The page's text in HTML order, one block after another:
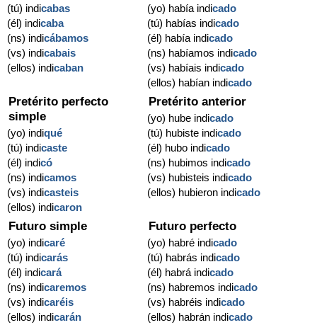
(tú) indicabas
(él) indicaba
(ns) indicábamos
(vs) indicabais
(ellos) indicaban
(yo) había indicado
(tú) habías indicado
(él) había indicado
(ns) habíamos indicado
(vs) habíais indicado
(ellos) habían indicado
Pretérito perfecto
simple
(yo) indiqué
(tú) indicaste
(él) indicó
(ns) indicamos
(vs) indicasteis
(ellos) indicaron
Pretérito anterior
(yo) hube indicado
(tú) hubiste indicado
(él) hubo indicado
(ns) hubimos indicado
(vs) hubisteis indicado
(ellos) hubieron indicado
Futuro simple
(yo) indicaré
(tú) indicarás
(él) indicará
(ns) indicaremos
(vs) indicaréis
(ellos) indicarán
Futuro perfecto
(yo) habré indicado
(tú) habrás indicado
(él) habrá indicado
(ns) habremos indicado
(vs) habréis indicado
(ellos) habrán indicado